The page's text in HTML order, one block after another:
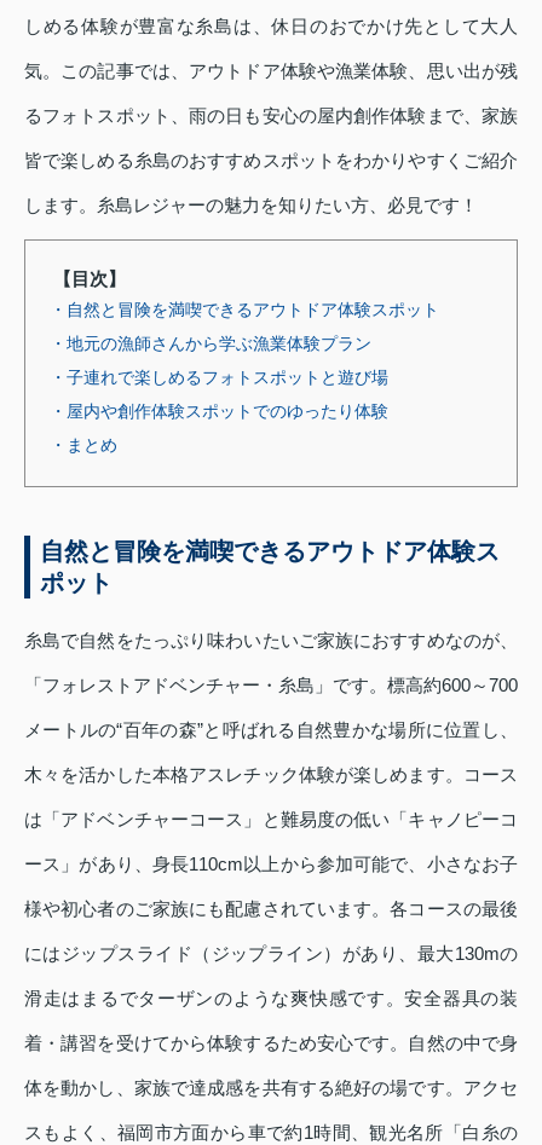
しめる体験が豊富な糸島は、休日のおでかけ先として大人
気。この記事では、アウトドア体験や漁業体験、思い出が残
るフォトスポット、雨の日も安心の屋内創作体験まで、家族
皆で楽しめる糸島のおすすめスポットをわかりやすくご紹介
します。糸島レジャーの魅力を知りたい方、必見です！
【目次】
・自然と冒険を満喫できるアウトドア体験スポット
・地元の漁師さんから学ぶ漁業体験プラン
・子連れで楽しめるフォトスポットと遊び場
・屋内や創作体験スポットでのゆったり体験
・まとめ
自然と冒険を満喫できるアウトドア体験ス
ポット
糸島で自然をたっぷり味わいたいご家族におすすめなのが、
「フォレストアドベンチャー・糸島」です。標高約600～700
メートルの“百年の森”と呼ばれる自然豊かな場所に位置し、
木々を活かした本格アスレチック体験が楽しめます。コース
は「アドベンチャーコース」と難易度の低い「キャノピーコ
ース」があり、身長110cm以上から参加可能で、小さなお子
様や初心者のご家族にも配慮されています。各コースの最後
にはジップスライド（ジップライン）があり、最大130mの
滑走はまるでターザンのような爽快感です。安全器具の装
着・講習を受けてから体験するため安心です。自然の中で身
体を動かし、家族で達成感を共有する絶好の場です。アクセ
スもよく、福岡市方面から車で約1時間、観光名所「白糸の